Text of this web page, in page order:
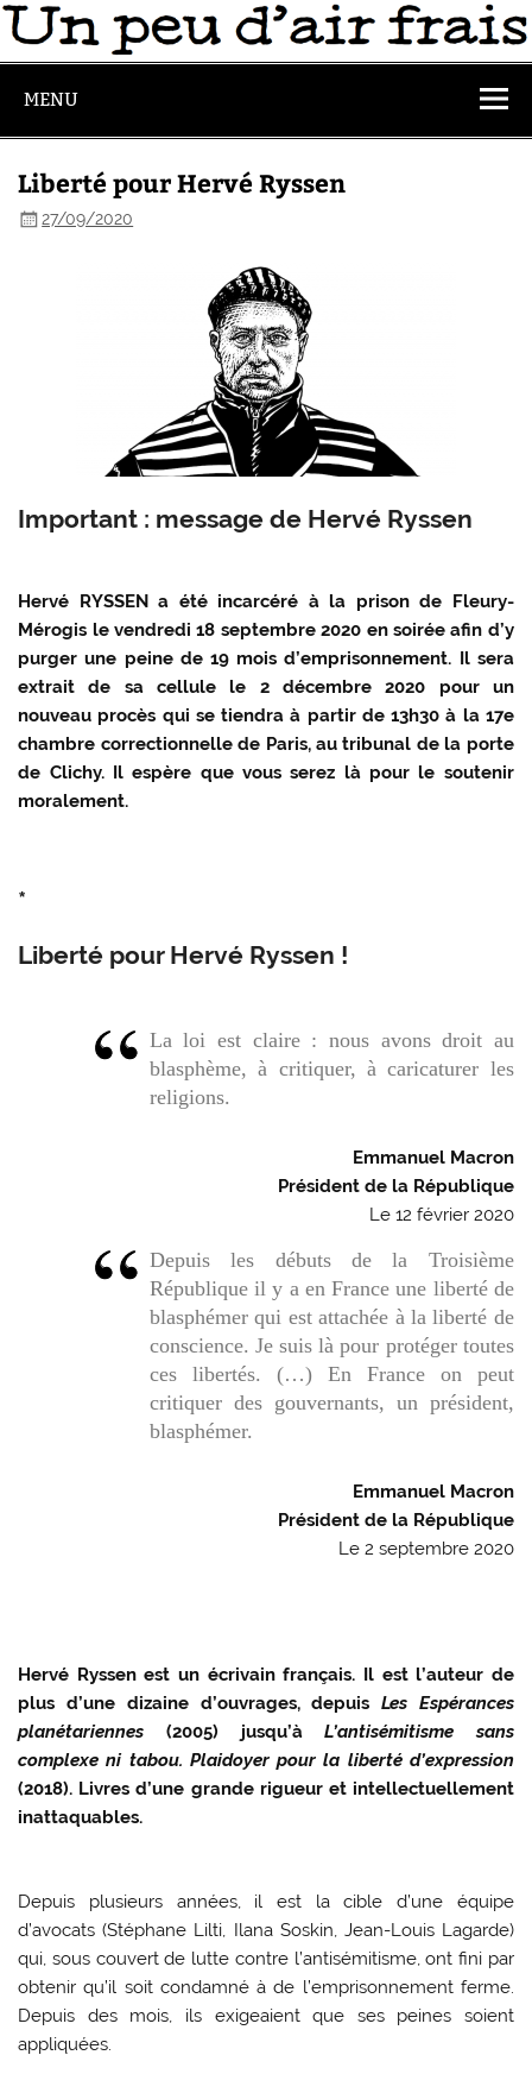
MENU
Liberté pour Hervé Ryssen
27/09/2020
Important : message de Hervé Ryssen
Hervé RYSSEN a été incarcéré à la prison de Fleury-
Mérogis le vendredi 18 septembre 2020 en soirée afin d’y
purger une peine de 19 mois d’emprisonnement. Il sera
extrait de sa cellule le 2 décembre 2020 pour un
nouveau procès qui se tiendra à partir de 13h30 à la 17e
chambre correctionnelle de Paris, au tribunal de la porte
de Clichy. Il espère que vous serez là pour le soutenir
moralement.
*
Liberté pour Hervé Ryssen !
La loi est claire : nous avons droit au
blasphème, à critiquer, à caricaturer les
religions.
Emmanuel Macron
Président de la République
Le 12 février 2020
Depuis les débuts de la Troisième
République il y a en France une liberté de
blasphémer qui est attachée à la liberté de
conscience. Je suis là pour protéger toutes
ces libertés. (…) En France on peut
critiquer des gouvernants, un président,
blasphémer.
Emmanuel Macron
Président de la République
Le 2 septembre 2020
Hervé Ryssen est un écrivain français. Il est l’auteur de
plus d’une dizaine d’ouvrages, depuisLes Espérances
planétariennes (2005) jusqu’àL’antisémitisme sans
complexe ni tabou. Plaidoyer pour la liberté d’expression
(2018). Livres d’une grande rigueur et intellectuellement
inattaquables.
Depuis plusieurs années, il est la cible d’une équipe
d’avocats (Stéphane Lilti, Ilana Soskin, Jean-Louis Lagarde)
qui, sous couvert de lutte contre l’antisémitisme, ont fini par
obtenir qu’il soit condamné à de l’emprisonnement ferme.
Depuis des mois, ils exigeaient que ses peines soient
appliquées.